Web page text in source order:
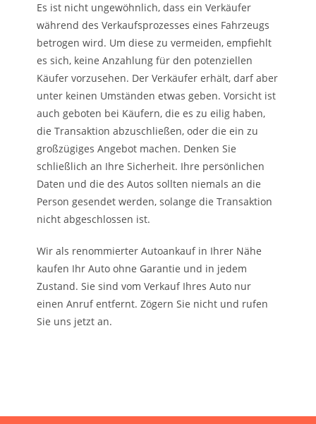
Es ist nicht ungewöhnlich, dass ein Verkäufer
während des Verkaufsprozesses eines Fahrzeugs
betrogen wird. Um diese zu vermeiden, empfiehlt
es sich, keine Anzahlung für den potenziellen
Käufer vorzusehen. Der Verkäufer erhält, darf aber
unter keinen Umständen etwas geben. Vorsicht ist
auch geboten bei Käufern, die es zu eilig haben,
die Transaktion abzuschließen, oder die ein zu
großzügiges Angebot machen. Denken Sie
schließlich an Ihre Sicherheit. Ihre persönlichen
Daten und die des Autos sollten niemals an die
Person gesendet werden, solange die Transaktion
nicht abgeschlossen ist.
Wir als renommierter Autoankauf in Ihrer Nähe
kaufen Ihr Auto ohne Garantie und in jedem
Zustand. Sie sind vom Verkauf Ihres Auto nur
einen Anruf entfernt. Zögern Sie nicht und rufen
Sie uns jetzt an.